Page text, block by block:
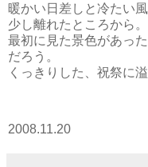
暖かい日差しと冷たい
少し離れたところから。
最初に見た景色があっ
だろう。
くっきりした、祝祭に
2008.11.20